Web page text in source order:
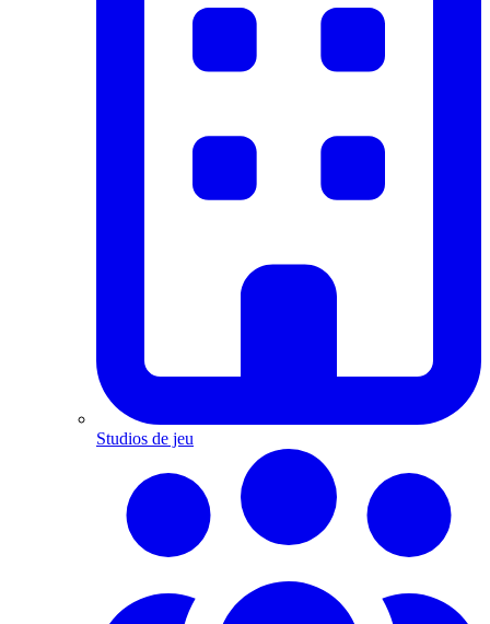
Studios de jeu